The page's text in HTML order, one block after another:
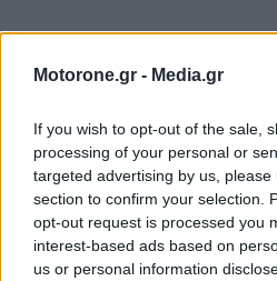
Motorone.gr - Media.gr
If you wish to opt-out of the sale,
processing of your personal or
targeted advertising by us,
section to confirm your selection.
opt-out request is processed you
interest-based ads based on
us or personal information